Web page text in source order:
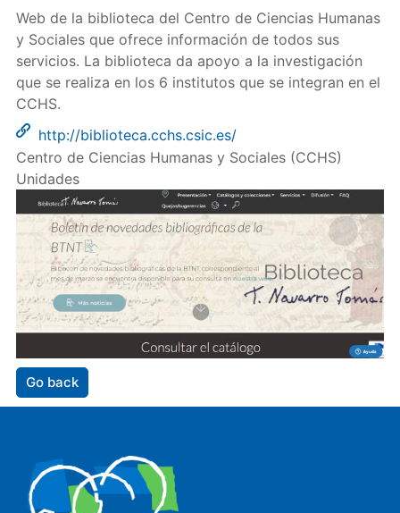
Web de la biblioteca del Centro de Ciencias Humanas
y Sociales que ofrece información de todos sus
servicios. La biblioteca da apoyo a la investigación
que se realiza en los 6 institutos que se integran en el
CCHS.
http://biblioteca.cchs.csic.es/
Centro de Ciencias Humanas y Sociales (CCHS)
Unidades
Go back